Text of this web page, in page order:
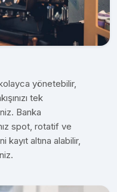
yönetebilir,
tek
Banka
spot, rotatif ve
altına alabilir,